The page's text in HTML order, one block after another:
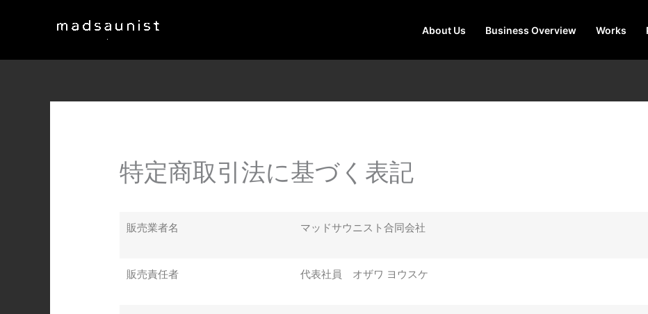
About Us Business Overview Works
特定商取引法に基づく表記
販売業者名 マッドサウニスト合同会社
販売責任者 代表社員 オザワ ヨウスケ